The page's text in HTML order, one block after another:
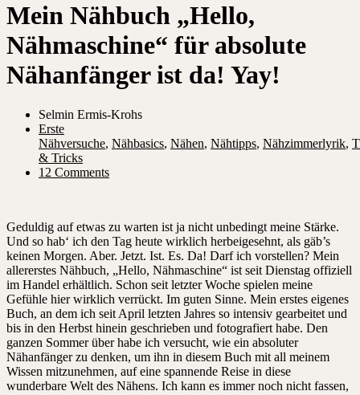
Mein Nähbuch „Hello,
Nähmaschine“ für absolute
Nähanfänger ist da! Yay!
Selmin Ermis-Krohs
Erste
Nähversuche, Nähbasics, Nähen, Nähtipps, Nähzimmerlyrik,
& Tricks
12 Comments
Geduldig auf etwas zu warten ist ja nicht unbedingt meine Stärke.
Und so hab‘ ich den Tag heute wirklich herbeigesehnt, als gäb’s
keinen Morgen. Aber. Jetzt. Ist. Es. Da! Darf ich vorstellen? Mein
allererstes Nähbuch, „Hello, Nähmaschine“ ist seit Dienstag offiziell
im Handel erhältlich. Schon seit letzter Woche spielen meine
Gefühle hier wirklich verrückt. Im guten Sinne. Mein erstes eigenes
Buch, an dem ich seit April letzten Jahres so intensiv gearbeitet und
bis in den Herbst hinein geschrieben und fotografiert habe. Den
ganzen Sommer über habe ich versucht, wie ein absoluter
Nähanfänger zu denken, um ihn in diesem Buch mit all meinem
Wissen mitzunehmen, auf eine spannende Reise in diese
wunderbare Welt des Nähens. Ich kann es immer noch nicht fassen,